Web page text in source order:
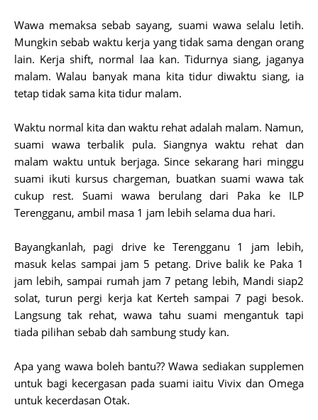
Wawa memaksa sebab sayang, suami wawa selalu letih.
Mungkin sebab waktu kerja yang tidak sama dengan orang
lain. Kerja shift, normal laa kan. Tidurnya siang, jaganya
malam. Walau banyak mana kita tidur diwaktu siang, ia
tetap tidak sama kita tidur malam.
Waktu normal kita dan waktu rehat adalah malam. Namun,
suami wawa terbalik pula. Siangnya waktu rehat dan
malam waktu untuk berjaga. Since sekarang hari minggu
suami ikuti kursus chargeman, buatkan suami wawa tak
cukup rest. Suami wawa berulang dari Paka ke ILP
Terengganu, ambil masa 1 jam lebih selama dua hari.
Bayangkanlah, pagi drive ke Terengganu 1 jam lebih,
masuk kelas sampai jam 5 petang. Drive balik ke Paka 1
jam lebih, sampai rumah jam 7 petang lebih, Mandi siap2
solat, turun pergi kerja kat Kerteh sampai 7 pagi besok.
Langsung tak rehat, wawa tahu suami mengantuk tapi
tiada pilihan sebab dah sambung study kan.
Apa yang wawa boleh bantu?? Wawa sediakan supplemen
untuk bagi kecergasan pada suami iaitu Vivix dan Omega
untuk kecerdasan Otak.